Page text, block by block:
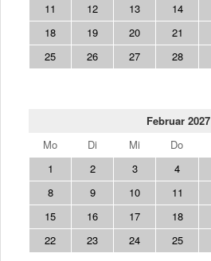
11
12 13 14
18
19 20 21
25
26 27 28
Februar 2027
Mo
Di Mi Do
1
2 3 4
8
9 10 11
15
16 17 18
22
23 24 25